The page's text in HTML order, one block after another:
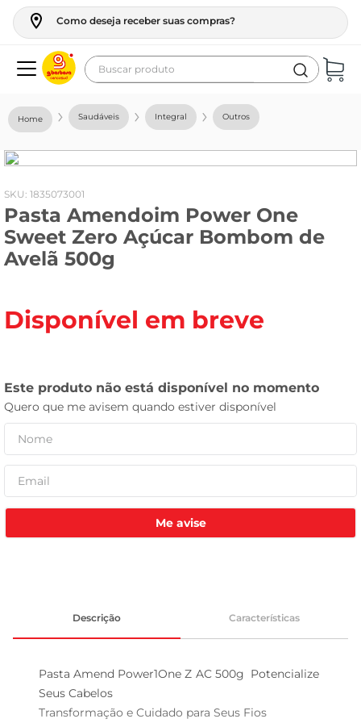
Como deseja receber suas compras?
Buscar produto
Saudáveis Integral Outros
: 1835073001
Pasta Amendoim Power One
Sweet Zero Açúcar Bombom de
Avelã 500g
Disponível em breve
Me avise
Descrição Características
Pasta Amend Power1One Z AC 500g  Potencialize
Seus Cabelos
Transformação e Cuidado para Seus Fios
geladeira
fogao
café
cerveja
vinho
celular